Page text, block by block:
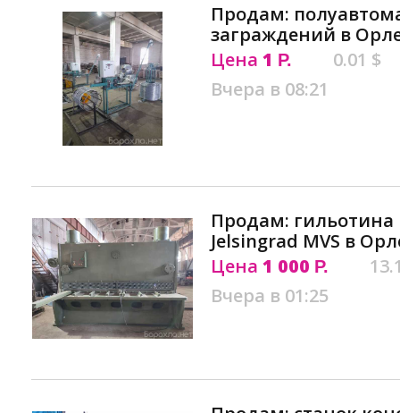
Продам:
заграждений в
Цена 1 Р.
0.01 $
Вчера в 08:21
Продам: гильотинa
Jеlsingrаd МVS в
Цена 1 000 Р.
Вчера в 01:25